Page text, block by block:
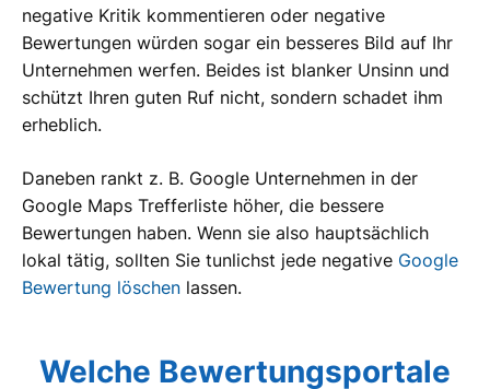
negative Kritik kommentieren oder negative
Bewertungen würden sogar ein besseres Bild auf Ihr
Unternehmen werfen. Beides ist blanker Unsinn und
schützt Ihren guten Ruf nicht, sondern schadet ihm
erheblich.
Daneben rankt z. B. Google Unternehmen in der
Google Maps Trefferliste höher, die bessere
Bewertungen haben. Wenn sie also hauptsächlich
lokal tätig, sollten Sie tunlichst jede negative Google
Bewertung löschen lassen.
Welche Bewertungsportale